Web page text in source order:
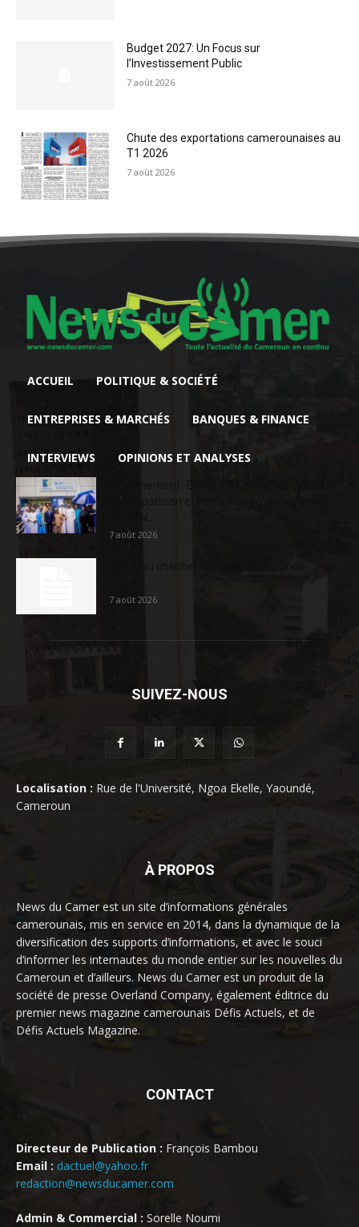
Budget 2027: Un Focus sur
l’Investissement Public
7 août 2026
Chute des exportations camerounaises au
T1 2026
7 août 2026
ACCUEIL POLITIQUE & SOCIÉTÉ
ENTREPRISES & MARCHÉS BANQUES & FINANCE
INTERVIEWS OPINIONS ET ANALYSES
7 août 2026
7 août 2026
SUIVEZ-NOUS
Localisation : Rue de l'Université, Ngoa Ekelle, Yaoundé,
Cameroun
À PROPOS
News du Camer est un site d’informations générales
camerounais, mis en service en 2014, dans la dynamique de la
diversification des supports d’informations, et avec le souci
d’informer les internautes du monde entier sur les nouvelles du
Cameroun et d’ailleurs. News du Camer est un produit de la
société de presse Overland Company, également éditrice du
premier news magazine camerounais Défis Actuels, et de
Défis Actuels Magazine.
CONTACT
Directeur de Publication : François Bambou
Email : dactuel@yahoo.fr
redaction@newsducamer.com
Admin & Commercial : Sorelle Noumi